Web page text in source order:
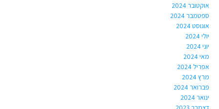
אוקטובר 2024
ספטמבר 2024
אוגוסט 2024
יולי 2024
יוני 2024
מאי 2024
אפריל 2024
מרץ 2024
פברואר 2024
ינואר 2024